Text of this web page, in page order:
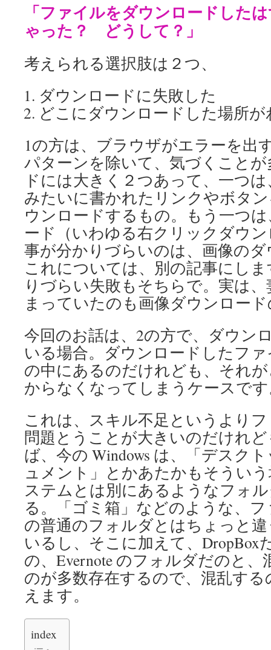
「ファイルをダウンロードした
ゃった？ どうして？」
考えられる選択肢は２つ、
ダウンロードに失敗した
どこにダウンロードした場所
1の方は、ブラウザがエラーを出
パターンを除いて、気づくこと
ドには大きく２つあって、一つ
みたいに書かれたリンクやボタ
ウンロードするもの。もう一つ
ード（いわゆる右クリックダウ
事が分かりづらいのは、画像の
これについては、別の記事にし
りづらい失敗もそちらで。実は
まっていたのも画像ダウンロー
今回のお話は、2の方で、ダウン
いる場合。ダウンロードしたフ
の中にあるのだけれども、それ
からなくなってしまうケースで
これは、スキル不足というより
問題とうことが大きいのだけれ
ば、今の Windows は、「デスク
ュメント」とかあたかもそうい
ステムとは別にあるようなフォ
る。「ゴミ箱」などのような、
の普通のフォルダとはちょっと
いるし、そこに加えて、DropBox
の、Evernote のフォルダだのと
のが多数存在するので、混乱す
えます。
index